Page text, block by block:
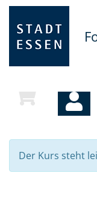
Der Kurs steht